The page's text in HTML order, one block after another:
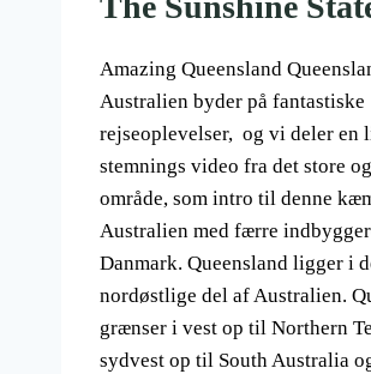
Amazing Queensland
Australien byder på fantastiske
rejseoplevelser, og vi deler en
stemnings video fra det store
område, som intro til denne
Australien med færre
Danmark. Queensland ligger i
nordøstlige del af Australien.
grænser i vest op til Northern
sydvest op til South Australia